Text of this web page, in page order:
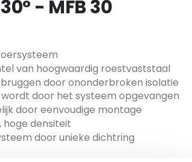
- MFB 30
van hoogwaardig roestvaststaal
door ononderbroken isolatie
door het systeem opgevangen
door eenvoudige montage
hoge densiteit
door unieke dichtring